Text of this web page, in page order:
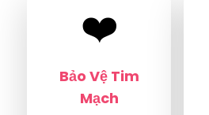
❤️
Bảo Vệ Tim
Mạch